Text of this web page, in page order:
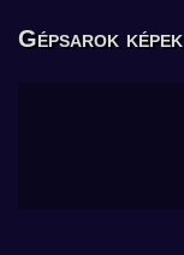
Gépsarok képek